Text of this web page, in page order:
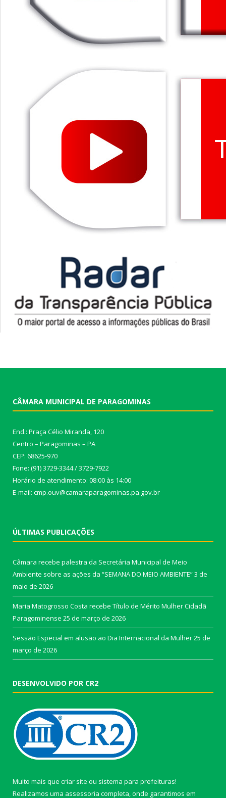
CÂMARA MUNICIPAL DE PARAGOMINAS
End.: Praça Célio Miranda, 120
Centro – Paragominas – PA
CEP: 68625-970
Fone: (91) 3729-3344 / 3729-7922
Horário de atendimento: 08:00 às 14:00
E-mail: cmp.ouv@camaraparagominas.pa.gov.br
ÚLTIMAS PUBLICAÇÕES
Câmara recebe palestra da Secretária Municipal de Meio
Ambiente sobre as ações da “SEMANA DO MEIO AMBIENTE”3 de
maio de 2026
Maria Matogrosso Costa recebe Título de Mérito Mulher Cidadã
Paragominense 25 de março de 2026
Sessão Especial em alusão ao Dia Internacional da Mulher25 de
março de 2026
DESENVOLVIDO POR CR2
Muito mais que criar site ou sistema para prefeituras!
Realizamos uma assessoria completa, onde garantimos em